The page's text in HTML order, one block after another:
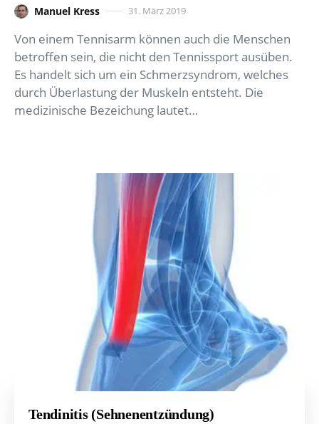
Manuel Kress 31. März 2019
Von einem Tennisarm können auch die Menschen
betroffen sein, die nicht den Tennissport ausüben.
Es handelt sich um ein Schmerzsyndrom, welches
durch Überlastung der Muskeln entsteht. Die
medizinische Bezeichung lautet…
Tendinitis (Sehnenentzündung)